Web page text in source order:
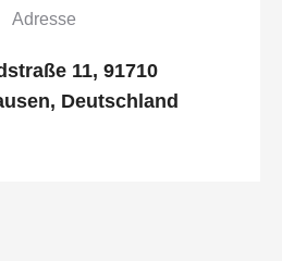
Adresse
11, 91710
Deutschland